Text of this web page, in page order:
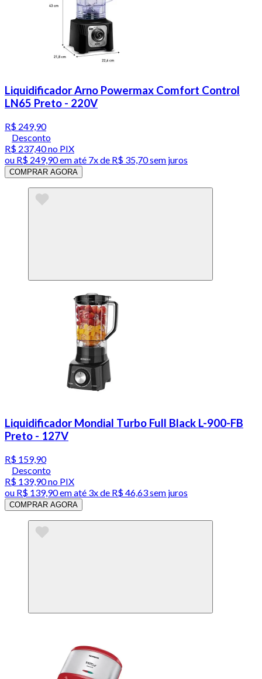
Liquidificador Arno Powermax Comfort Control
LN65 Preto - 220V
R$ 249,90
Desconto
R$ 237,40no PIX
ou R$ 249,90em até 7x de R$ 35,70 sem juros
COMPRAR AGORA
Liquidificador Mondial Turbo Full Black L-900-FB
Preto - 127V
R$ 159,90
Desconto
R$ 139,90no PIX
ou R$ 139,90em até 3x de R$ 46,63 sem juros
COMPRAR AGORA